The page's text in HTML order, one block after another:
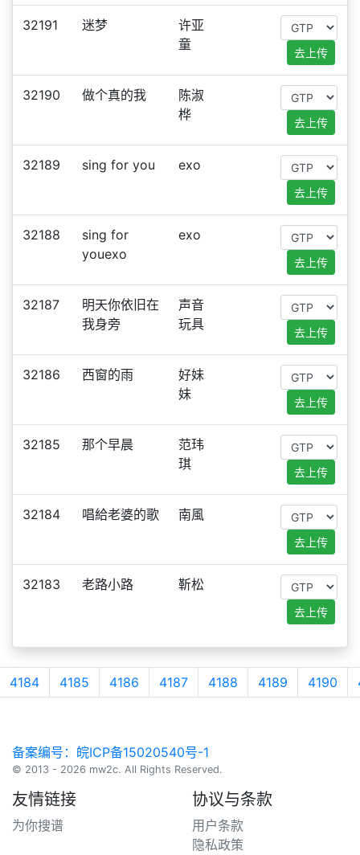
32191 迷梦
许亚
童
去上传
32190 做个真的我
陈淑
桦
去上传
32189 sing for you exo
去上传
32188
sing for
youexo
exo
去上传
32187
明天你依旧在
我身旁
声音
玩具
去上传
32186 西窗的雨
好妹
妹
去上传
32185 那个早晨
范玮
琪
去上传
32184 唱給老婆的歌 南風
去上传
32183 老路小路 靳松
去上传
4184 4185 4186 4187 4188 4189 4190
备案编号：皖ICP备15020540号-1
© 2013 - 2026 mw2c. All Rights Reserved.
友情链接
为你搜谱
协议与条款
用户条款
隐私政策